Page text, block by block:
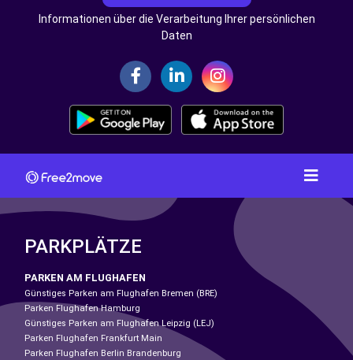
Informationen über die Verarbeitung Ihrer persönlichen
Daten
PARKPLÄTZE
PARKEN AM FLUGHAFEN
Günstiges Parken am Flughafen Bremen (BRE)
Parken Flughafen Hamburg
Günstiges Parken am Flughafen Leipzig (LEJ)
Parken Flughafen Frankfurt Main
Parken Flughafen Berlin Brandenburg